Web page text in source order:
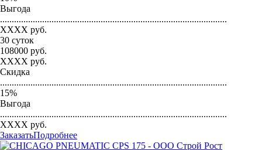
Выгода
.................................................................................................
XXXX руб.
30 суток
108000 руб.
XXXX руб.
Скидка
.................................................................................................
15%
Выгода
.................................................................................................
XXXX руб.
ЗаказатьПодробнее